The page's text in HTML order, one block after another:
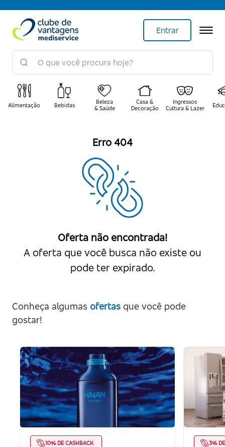
Entrar
Alimentação Bebidas
Beleza
& Saúde
Casa &
Decoração
Ingressos
Cultura & Lazer
Erro 404
Oferta não encontrada!
A oferta que você busca não existe ou
pode ter expirado.
Conheça algumas ofertas que você pode
gostar!
10% DE CASHBACK 3%